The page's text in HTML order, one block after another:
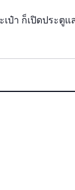
ป๋า ก็เปิดประตูแ